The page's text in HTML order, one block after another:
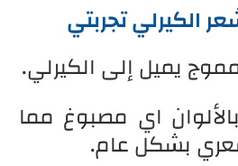
الكيرلي تجربتي
يميل إلى الكيرلي.
اي مصبوغ مما
بشكل عام.